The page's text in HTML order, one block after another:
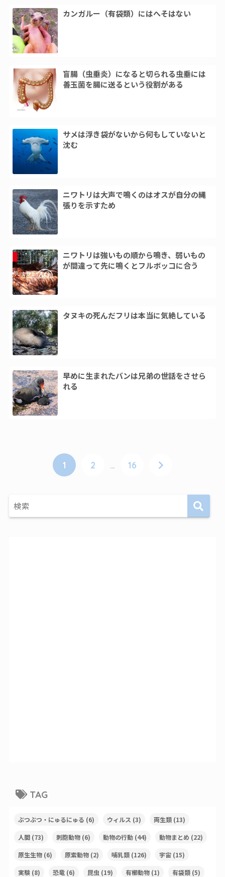
カンガルー（有袋類）にはへそはない
盲腸（虫垂炎）になると切られる虫垂には
善玉菌を腸に送るという役割がある
サメは浮き袋がないから何もしていないと
沈む
ニワトリは大声で鳴くのはオスが自分の縄
張りを示すため
ニワトリは強いもの順から鳴き、弱いもの
が間違って先に鳴くとフルボッコに合う
タヌキの死んだフリは本当に気絶している
早めに生まれたバンは兄弟の世話をさせら
れる
1 2 … 16
TAG
ぶつぶつ・にゅるにゅる (6) ウィルス (3) 両生類(13)
人間(73) 刺胞動物(6) 動物の行動(44) 動物まとめ (22)
原生生物(6) 原索動物(2) 哺乳類(126) 宇宙(15)
実験(8) 恐竜(6) 昆虫 (19) 有櫛動物(1) 有袋類(5)